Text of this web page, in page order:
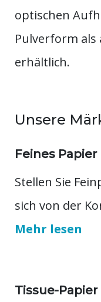
optischen
Pulverform als
erhältlich.
Unsere
Feines Papier
Stellen Sie
sich von der
Mehr lesen
Tissue-Papier